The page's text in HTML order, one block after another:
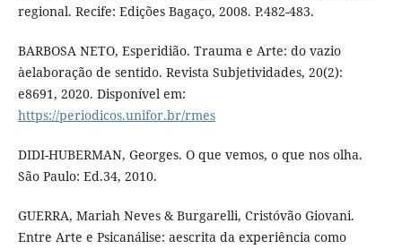
regional. Recife: Edições Bagaço, 2008. P.482-483.
BARBOSA NETO, Esperidião. Trauma e Arte: do vazio
àelaboração de sentido. Revista Subjetividades, 20(2):
e8691, 2020. Disponível em:
https://periodicos.unifor.br/rmes
DIDI-HUBERMAN, Georges. O que vemos, o que nos olha.
São Paulo: Ed.34, 2010.
GUERRA, Mariah Neves & Burgarelli, Cristóvão Giovani.
Entre Arte e Psicanálise: aescrita da experiência como